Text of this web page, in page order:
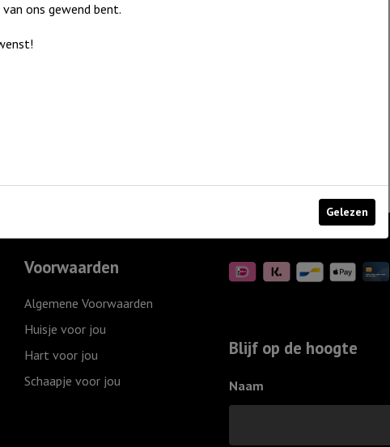
Voorwaarden
Algemene Voorwaarden
Huisje voor jou
Hart voor jou
Schaapje voor jou
Blijf op de hoogte
Naam
ons gewend bent.
Gelezen